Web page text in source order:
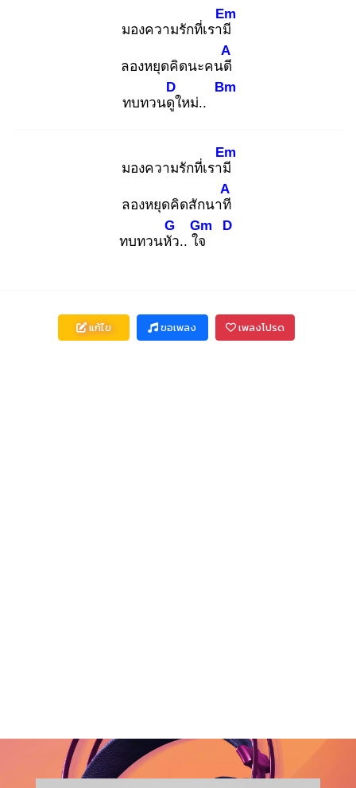
มองความรักที่เรามี
Em
ลองหยุดคิดนะคนดี
A
ทบทวนดูใ
D
หม่..
Bm
มองความรักที่เรามี
Em
ลองหยุดคิดสักนาที
A
ทบทวนหัว
G
.. ใจ
Gm D
แก้ไข ขอเพลง เพลงโปรด